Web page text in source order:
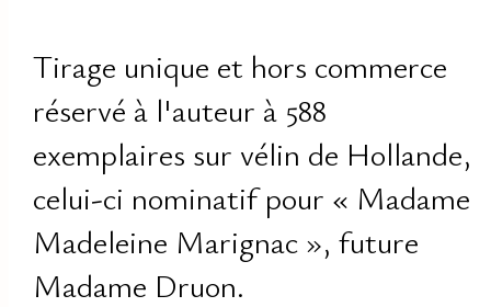
Tirage unique et hors commerce
réservé à l'auteur à 588
exemplaires sur vélin de Hollande,
celui-ci nominatif pour « Madame
Madeleine Marignac », future
Madame Druon.